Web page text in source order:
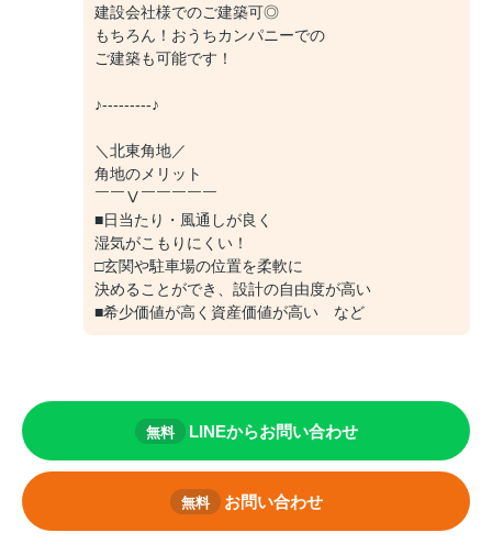
建設会社様でのご建築可◎
もちろん！おうちカンパニーでの
ご建築も可能です！
♪---------♪
＼北東角地／
角地のメリット
￣￣Ⅴ￣￣￣￣￣
■日当たり・風通しが良く
湿気がこもりにくい！
□玄関や駐車場の位置を柔軟に
決めることができ、設計の自由度が高い
■希少価値が高く資産価値が高い など
無料 LINEからお問い合わせ
無料 お問い合わせ